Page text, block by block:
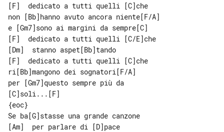
[F]  dedicato a tutti quelli [C]che
non [Bb]hanno avuto ancora niente[F/A]
e [Gm7]sono ai margini da sempre[C]
[F]  dedicato a tutti quelli [C/E]che
[Dm]  stanno aspet[Bb]tando
[F]  dedicato a tutti quelli [C]che
ri[Bb]mangono dei sognatori[F/A]
per [Gm7]questo sempre più da
[C]soli...[F]
{eoc}
Se ba[G]stasse una grande canzone
[Am]  per parlare di [D]pace